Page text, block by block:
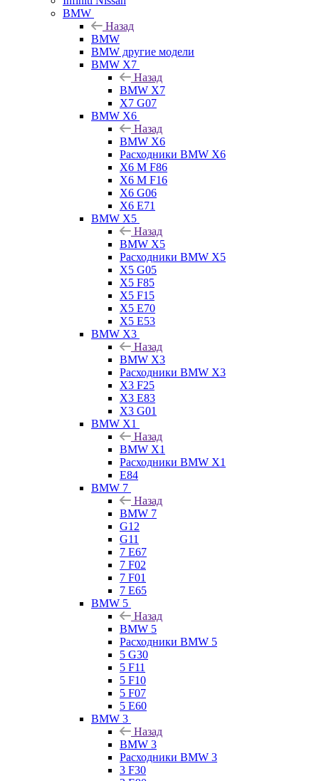
BMW
Назад
BMW
BMW другие модели
BMW X7
Назад
BMW X7
X7 G07
BMW X6
Назад
BMW X6
Расходники BMW X6
X6 M F86
X6 M F16
X6 G06
X6 E71
BMW X5
Назад
BMW X5
Расходники BMW X5
X5 G05
X5 F85
X5 F15
X5 E70
X5 E53
BMW X3
Назад
BMW X3
Расходники BMW X3
X3 F25
X3 E83
X3 G01
BMW X1
Назад
BMW X1
Расходники BMW X1
E84
BMW 7
Назад
BMW 7
G12
G11
7 Е67
7 F02
7 F01
7 E65
BMW 5
Назад
BMW 5
Расходники BMW 5
5 G30
5 F11
5 F10
5 F07
5 E60
BMW 3
Назад
BMW 3
Расходники BMW 3
3 F30